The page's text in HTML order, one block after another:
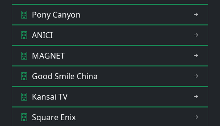
Pony Canyon
ANICI
MAGNET
Good Smile China
Kansai TV
Square Enix